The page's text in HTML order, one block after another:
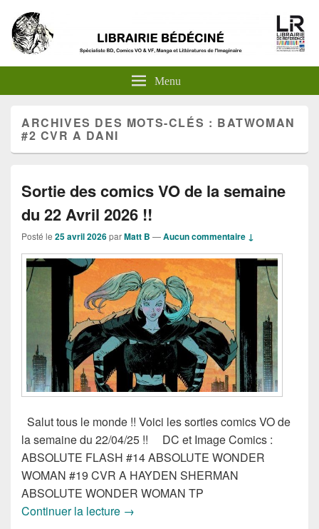
Menu
ARCHIVES DES MOTS-CLÉS : BATWOMAN
#2 CVR A DANI
Sortie des comics VO de la semaine
du 22 Avril 2026 !!
Posté le 25 avril 2026parMatt B —Aucun commentaire ↓
Salut tous le monde !! Voici les sorties comics VO de
la semaine du 22/04/25 !! DC et Image Comics :
ABSOLUTE FLASH #14 ABSOLUTE WONDER
WOMAN #19 CVR A HAYDEN SHERMAN
ABSOLUTE WONDER WOMAN TP
Continuer la lecture Sortie des comics VO de la semaine
→